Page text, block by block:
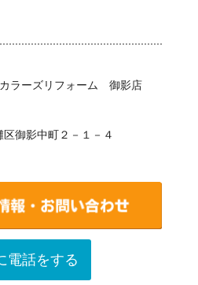
ラーズリフォーム 御影店
御影中町２－１－４
電話をする